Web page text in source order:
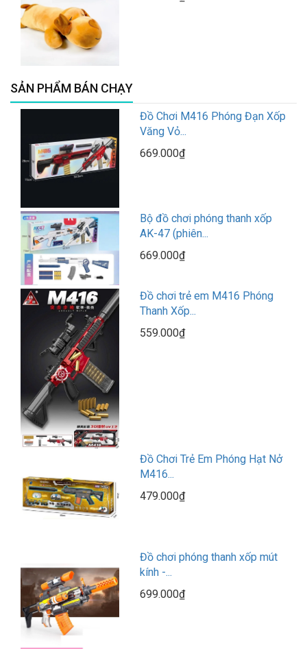
SẢN PHẨM BÁN CHẠY
Đồ Chơi M416 Phóng Đạn Xốp
Văng Vỏ...
669.000₫
Bộ đồ chơi phóng thanh xốp
AK-47 (phiên...
669.000₫
Đồ chơi trẻ em M416 Phóng
Thanh Xốp...
559.000₫
Đồ Chơi Trẻ Em Phóng Hạt Nở
M416...
479.000₫
Đồ chơi phóng thanh xốp mút
kính -...
699.000₫